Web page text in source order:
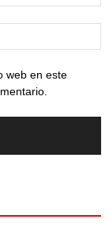
web en este